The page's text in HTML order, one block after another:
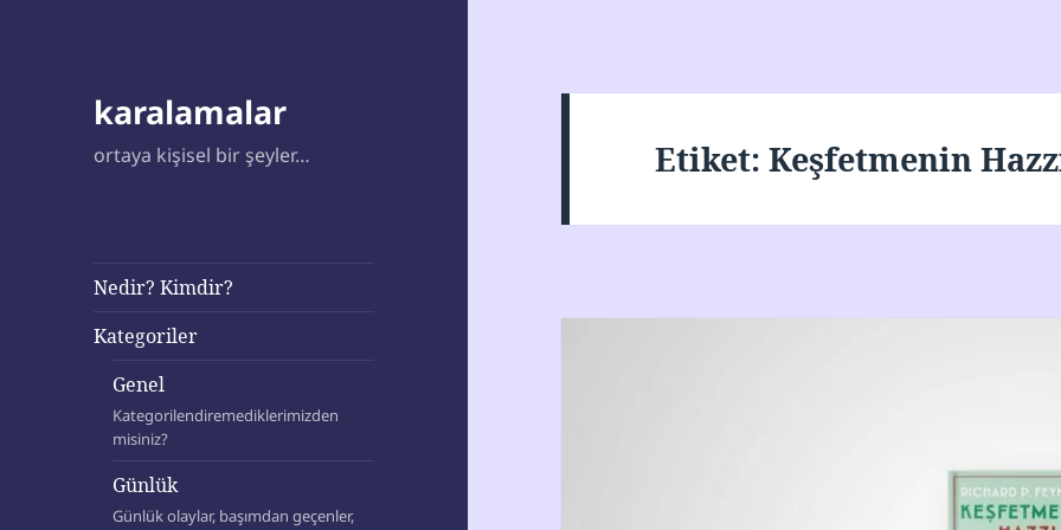
karalamalar
ortaya kişisel bir şeyler…
Nedir? Kimdir?
Kategoriler
Genel
Kategorilendiremediklerimizden
misiniz?
Günlük
Günlük olaylar, başımdan geçenler,
Etiket:Keşfetmenin